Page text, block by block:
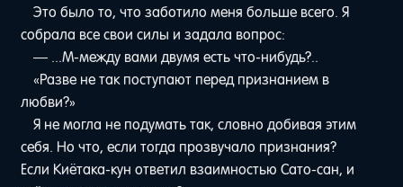
Это было то, что заботило меня больше всего. Я
собрала все свои силы и задала вопрос:
— ...М-между вами двумя есть что-нибудь?..
«Разве не так поступают перед признанием в
любви?»
Я не могла не подумать так, словно добивая этим
себя. Но что, если тогда прозвучало признания?
Если Киётака-кун ответил взаимностью Сато-сан, и